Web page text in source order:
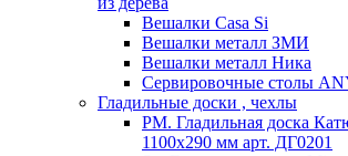
Вешалки Casa Si
Вешалки металл ЗМИ
Вешалки металл Ника
Сервировочные столы
Гладильные доски , чехлы
PM. Гладильная доска
1100х290 мм арт. ДГ0201